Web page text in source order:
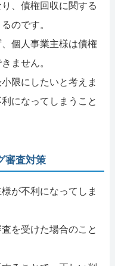
、債権回収に関する
のです。
個人事業主様は債権
ません。
限にしたいと考えま
になってしまうこと
審査対策
が不利になってしま
を受けた場合のこと